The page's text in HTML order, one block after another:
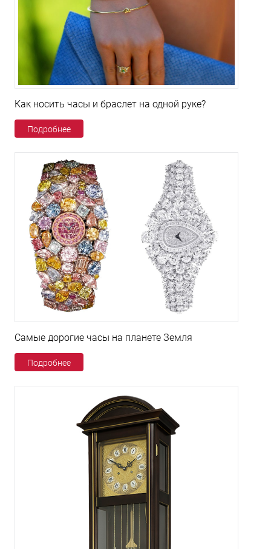
Как носить часы и браслет на одной руке?
Подробнее
Самые дорогие часы на планете Земля
Подробнее